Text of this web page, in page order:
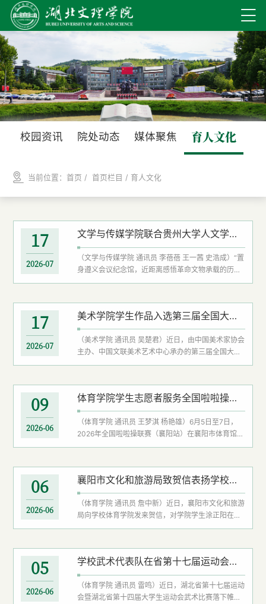
校园资讯 院处动态 媒体聚焦 育人文化
当前位置：首页 / 首页栏目 / 育人文化
17
2026-07
文学与传媒学院联合贵州大学人文学院开展红色主题党日暨实践育人活动
（文学与传媒学院 通讯员 李蓓蓓 王一茜 史浩成）“置
身遵义会议纪念馆，近距离感悟革命文物承载的历史
温度，才能深刻读懂伟大历史转折背后厚重的信仰力
月14日，学校文学与传媒学院联合贵州大学人文学
院，组织师生党员赴遵义会议纪念馆开展联合主题党
日活动。活动依托校际党建共建机制，采用线上线下
同步参学模式，将组织生活搬进红色教育现场，引导
师生党员在实景浸润中学史悟思、...
17
2026-07
美术学院学生作品入选第三届全国大学生美术作品展览
（美术学院 通讯员 吴楚君）近日，由中国美术家协会
主办、中国文联美术艺术中心承办的第三届全国大学
生美术作品展在西安美术学院展出。学校美术学院
《褪色的生产线》成功入选。该作品由美术学院教师
吴楚君指导，历经校级初评、中国美协初评、复评多
轮遴选脱颖而出，彰显了学校美育教学的扎实成效与
青年学子的艺术创作实力。全国大学生美术作品展每
三年举办一届，是国内面向高校美术专业学生规格最
高、...
09
2026-06
体育学院学生志愿者服务全国啦啦操联赛（襄阳站）
（体育学院 通讯员 王梦淇 杨艳雄）6月5日至7日，
2026年全国啦啦操联赛（襄阳站）在襄阳市体育馆举
行，学校体育学院组织30名学生志愿者全程提供赛事
专项工作小组，制定服务方案并开展岗前培训，明确
岗位分工、赛事流程及应急处置要求。赛事期间，志
愿者分为引导咨询、秩序维护、赛场辅助、物资分发
四个组别，日均服务近12小时。全体志愿者不畏辛
劳、坚守岗位，有序完成场地布置、物资管理、...
06
2026-06
襄阳市文化和旅游局致贺信表扬学校体育学院学生
（体育学院 通讯员 詹中新）近日，襄阳市文化和旅游
局向学校体育学院发来贺信，对学院学生涂正阳在湖
北省第十七届运动会龙舟比赛中的优异表现给予表
专业素养和顽强的拼搏精神，彰显了学院育人实效。
据悉，在省运会群众体育类（大众组）龙舟项目中，
涂正阳代表襄阳市龙舟队参赛。襄阳代表队16个参赛
项目悉数获奖，斩获1金4银4铜，其中涂正阳所在团
队获男子22人龙舟100米、200米、500米、...
05
2026-06
学校武术代表队在省第十七届运动会暨第十四届大学生运动会武术比赛中获3枚金牌
（体育学院 通讯员 雷鸣）近日，湖北省第十七届运动
会暨湖北省第十四届大学生运动会武术比赛落下帷